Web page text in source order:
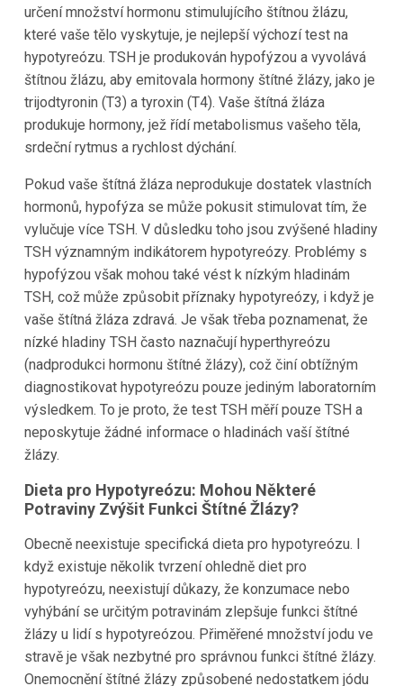
určení množství hormonu stimulujícího štítnou žlázu,
které vaše tělo vyskytuje, je nejlepší výchozí test na
hypotyreózu. TSH je produkován hypofýzou a vyvolává
štítnou žlázu, aby emitovala hormony štítné žlázy, jako je
trijodtyronin (T3) a tyroxin (T4). Vaše štítná žláza
produkuje hormony, jež řídí metabolismus vašeho těla,
srdeční rytmus a rychlost dýchání.
Pokud vaše štítná žláza neprodukuje dostatek vlastních
hormonů, hypofýza se může pokusit stimulovat tím, že
vylučuje více TSH. V důsledku toho jsou zvýšené hladiny
TSH významným indikátorem hypotyreózy. Problémy s
hypofýzou však mohou také vést k nízkým hladinám
TSH, což může způsobit příznaky hypotyreózy, i když je
vaše štítná žláza zdravá. Je však třeba poznamenat, že
nízké hladiny TSH často naznačují hyperthyreózu
(nadprodukci hormonu štítné žlázy), což činí obtížným
diagnostikovat hypotyreózu pouze jediným laboratorním
výsledkem. To je proto, že test TSH měří pouze TSH a
neposkytuje žádné informace o hladinách vaší štítné
žlázy.
Dieta pro Hypotyreózu: Mohou Některé
Potraviny Zvýšit Funkci Štítné Žlázy?
Obecně neexistuje specifická dieta pro hypotyreózu. I
když existuje několik tvrzení ohledně diet pro
hypotyreózu, neexistují důkazy, že konzumace nebo
vyhýbání se určitým potravinám zlepšuje funkci štítné
žlázy u lidí s hypotyreózou. Přiměřené množství jodu ve
stravě je však nezbytné pro správnou funkci štítné žlázy.
Onemocnění štítné žlázy způsobené nedostatkem jódu